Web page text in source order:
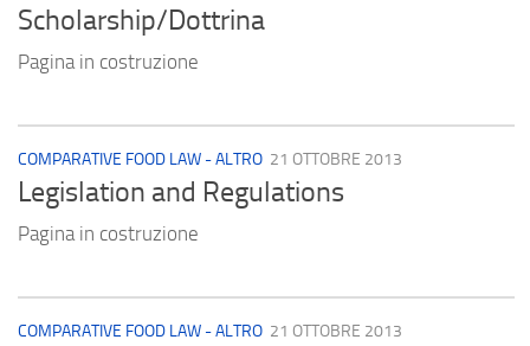
Scholarship/Dottrina
Pagina in costruzione
COMPARATIVE FOOD LAW - ALTRO 21 OTTOBRE 2013
Legislation and Regulations
Pagina in costruzione
COMPARATIVE FOOD LAW - ALTRO 21 OTTOBRE 2013